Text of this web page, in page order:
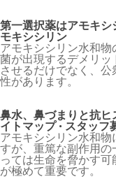
第一選択薬はアモキ
モキシシリン
アモキシシリン水和
菌が出現するデメリ
させるだけでなく、
性があります。
鼻水、鼻づまりと抗ヒ
イトマップ · スタッフ
アモキシシリン水和
すが、重篤な副作用
っては生命を脅かす
が極めて重要です。